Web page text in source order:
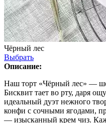
Чёрный лес
Выбрать
Описание:
Наш торт «Чёрный лес» —
Бисквит тает во рту, даря
идеальный дуэт нежного
конфи с сочными ягодами,
— изысканный крем чиз.